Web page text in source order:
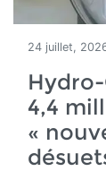
24 juillet,
4,4
«